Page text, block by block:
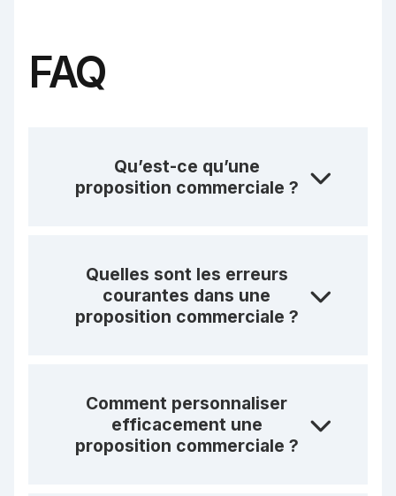
FAQ
Qu’est-ce qu’une
proposition commerciale ?
Quelles sont les erreurs
courantes dans une
proposition commerciale ?
Comment personnaliser
efficacement une
proposition commerciale ?